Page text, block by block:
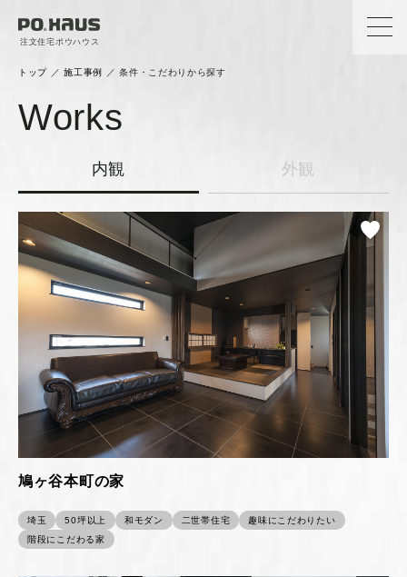
注文住宅ポウハウス
トップ ／施工事例 ／条件・こだわりから探す
Works
内観 外観
鳩ヶ谷本町の家
埼玉 50坪以上 和モダン 二世帯住宅
趣味にこだわりたい
階段にこだわる家